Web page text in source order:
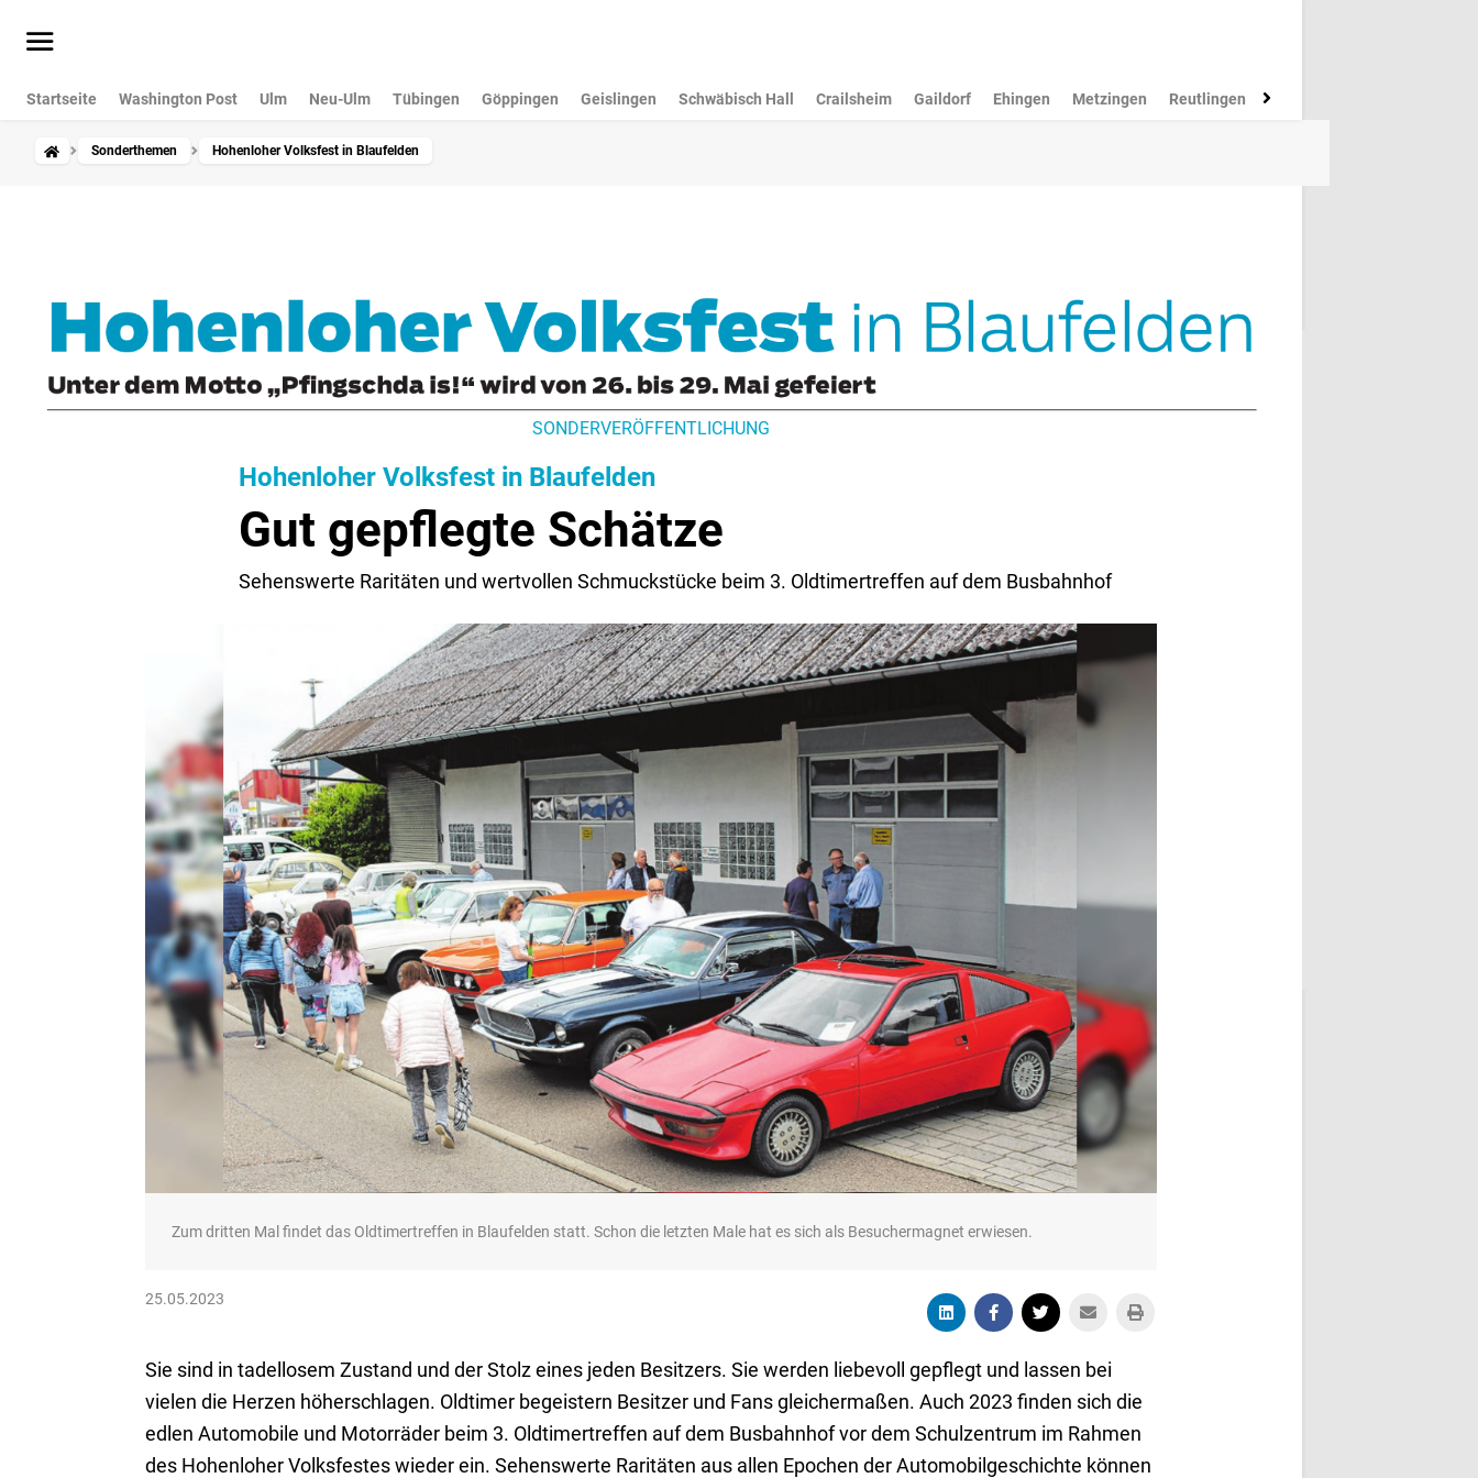
Startseite Washington Post Ulm Neu-Ulm Tübingen Göppingen Geislingen Schwäbisch Hall Crailsheim Gaildorf Ehingen Metzingen Reutlingen Münsingen
Sonderthemen Hohenloher Volksfest in Blaufelden
SONDERVERÖFFENTLICHUNG
Hohenloher Volksfest in Blaufelden
Gut gepflegte Schätze
Sehenswerte Raritäten und wertvollen Schmuckstücke beim 3. Oldtimertreffen auf dem Busbahnhof
Zum dritten Mal findet das Oldtimertreffen in Blaufelden statt. Schon die letzten Male hat es sich als Besuchermagnet erwiesen.
25.05.2023
Sie sind in tadellosem Zustand und der Stolz eines jeden Besitzers. Sie werden liebevoll gepflegt und lassen bei
vielen die Herzen höherschlagen. Oldtimer begeistern Besitzer und Fans gleichermaßen. Auch 2023 finden sich die
edlen Automobile und Motorräder beim 3. Oldtimertreffen auf dem Busbahnhof vor dem Schulzentrum im Rahmen
des Hohenloher Volksfestes wieder ein. Sehenswerte Raritäten aus allen Epochen der Automobilgeschichte können